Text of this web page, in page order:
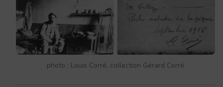
photo : Louis Corré, collection Gérard Corré